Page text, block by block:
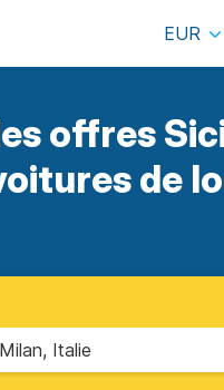
EUR
offres
de
Italie